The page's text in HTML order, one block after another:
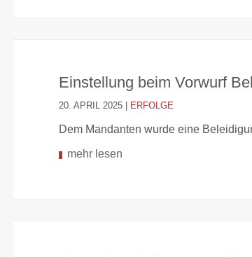
Einstellung beim Vorwurf
20. APRIL 2025 ERFOLGE
Dem Mandanten wurde eine
mehr lesen